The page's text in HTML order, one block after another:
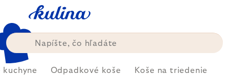
obsah
Odpadkové koše Koše na triedenie